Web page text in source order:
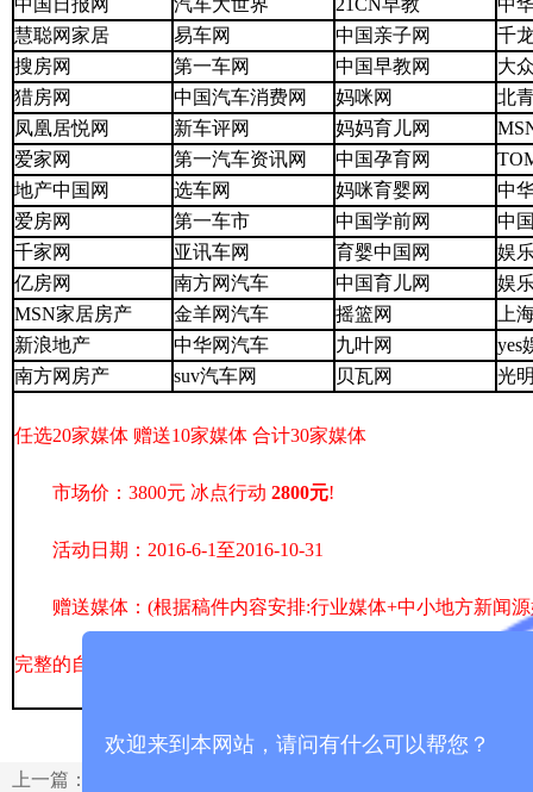
中国日报网
汽车大世界 21CN早教
中
慧聪网家居
易车网 中国亲子网
千
搜房网
第一车网 中国早教网
大
猎房网
中国汽车消费网 妈咪网
北
凤凰居悦网
新车评网 妈妈育儿网
爱家网
第一汽车资讯网 中国孕育网
地产中国网
选车网 妈咪育婴网
中
爱房网
第一车市 中国学前网
中
千家网
亚讯车网 育婴中国网
娱
亿房网
南方网汽车 中国育儿网
娱
MSN家居房产
金羊网汽车 摇篮网
上
新浪地产
中华网汽车 九叶网
yes
南方网房产
suv汽车网 贝瓦网 光
任选20家媒体 赠送10家媒体 合计30家媒体
市场价：3800元 冰点行动 2800元!
活动日期：2016-6-1至2016-10-31
赠送媒体：(根据稿件内容安排:行业媒体+中小地方新闻源
完整的自选媒体列表请客服或直接下载查看 《
上一篇：拓宽传媒-U传播平台2016年端午放假通知
欢迎来到本网站，请问有什么可以帮您？